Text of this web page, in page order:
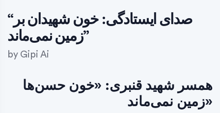
“صدای ایستادگی: خون شهیدان بر
زمین نمی‌ماند”
by Gipi Ai
همسر شهید قنبری: «خون حسن‌ها
زمین نمی‌ماند»